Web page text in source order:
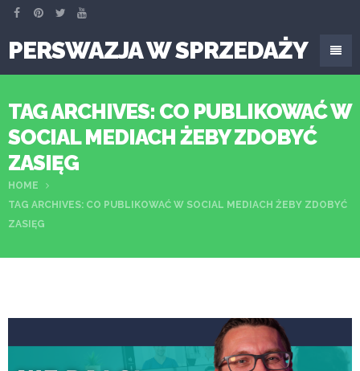
PERSWAZJA W SPRZEDAŻY
TAG ARCHIVES: CO PUBLIKOWAĆ W
SOCIAL MEDIACH ŻEBY ZDOBYĆ
ZASIĘG
HOME
TAG ARCHIVES: CO PUBLIKOWAĆ W SOCIAL MEDIACH ŻEBY ZDOBYĆ
ZASIĘG